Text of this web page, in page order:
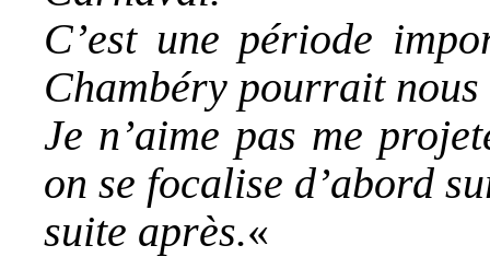
C’est une période
Chambéry pourrait
Je n’aime pas me
on se focalise d’abord
suite après.«